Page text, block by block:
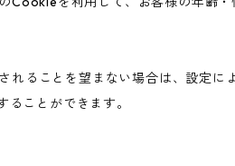
れることを望まない場合は、設定
ことができます。